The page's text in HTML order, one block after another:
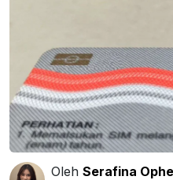
Oleh Serafina